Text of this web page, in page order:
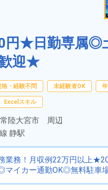
円★日勤専属◎
迎★
格・経験不問 未経験者OK
Excelスキル
陸大宮市 周辺
静駅
業務！月収例22万円以上
イカー通勤OK◎無料駐車場